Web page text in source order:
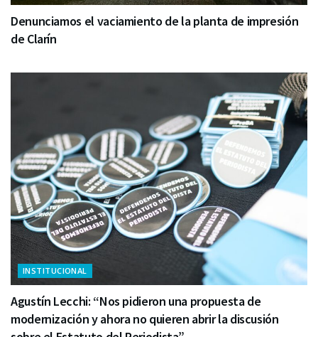
Denunciamos el vaciamiento de la planta de impresión
de Clarín
INSTITUCIONAL
Agustín Lecchi: “Nos pidieron una propuesta de
modernización y ahora no quieren abrir la discusión